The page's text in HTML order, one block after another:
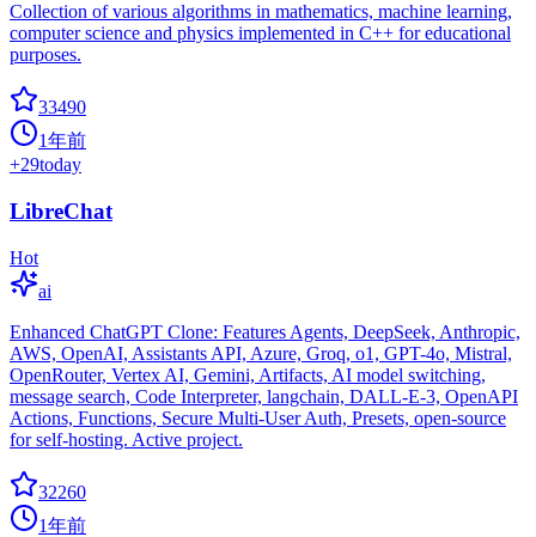
Collection of various algorithms in mathematics, machine learning,
computer science and physics implemented in C++ for educational
purposes.
33490
1年前
+29today
LibreChat
Hot
ai
Enhanced ChatGPT Clone: Features Agents, DeepSeek, Anthropic,
AWS, OpenAI, Assistants API, Azure, Groq, o1, GPT-4o, Mistral,
OpenRouter, Vertex AI, Gemini, Artifacts, AI model switching,
message search, Code Interpreter, langchain, DALL-E-3, OpenAPI
Actions, Functions, Secure Multi-User Auth, Presets, open-source
for self-hosting. Active project.
32260
1年前